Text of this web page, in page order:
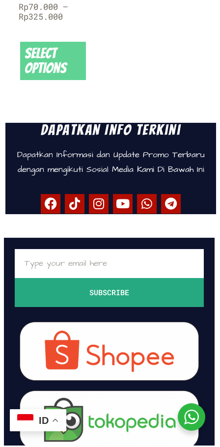
Rp70.000 –
Rp325.000
Select
options
Dapatkan Info Terkini
Dapatkan Informasi dan Update Promo Terbaru
dengan mengikuti Sosial Media Kami Di Bawah Ini
SUBSCRIBE
ID